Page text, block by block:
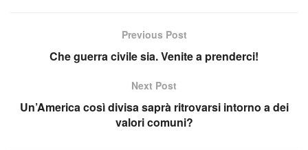
Previous Post
Che guerra civile sia. Venite a prenderci!
Next Post
Un’America così divisa saprà ritrovarsi intorno a dei
valori comuni?